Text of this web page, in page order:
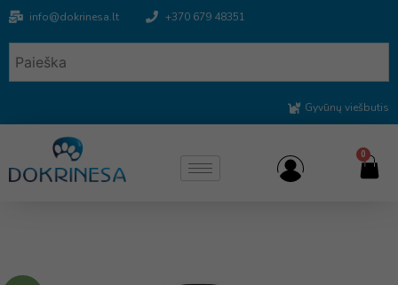
info@dokrinesa.lt +370 679 48351
Gyvūnų viešbutis
0